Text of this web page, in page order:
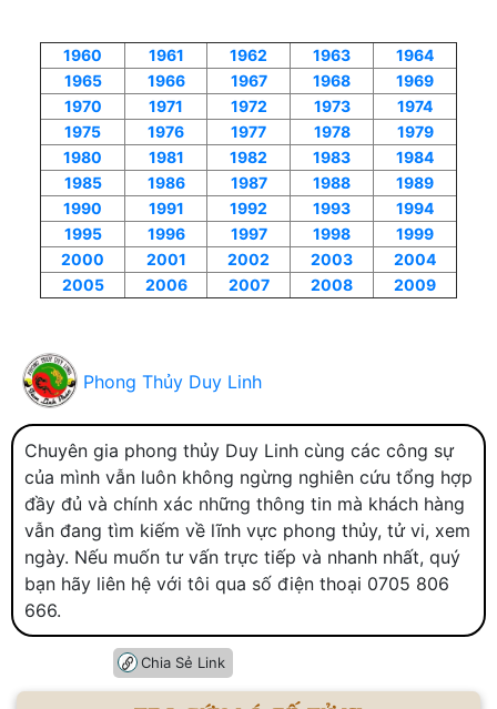
1960 1961 1962 1963
1964
1965
1966 1967 1968
1969
1970
1971 1972 1973
1974
1975
1976 1977 1978
1979
1980
1981 1982 1983
1984
1985
1986 1987 1988
1989
1990
1991 1992 1993
1994
1995
1996 1997 1998
1999
2000
2001 2002 2003
2004
2005
2006 2007 2008 2009
Phong Thủy Duy Linh
Chuyên gia phong thủy Duy Linh cùng các công sự
của mình vẫn luôn không ngừng nghiên cứu tổng hợp
đầy đủ và chính xác những thông tin mà khách hàng
vẫn đang tìm kiếm về lĩnh vực phong thủy, tử vi, xem
ngày. Nếu muốn tư vấn trực tiếp và nhanh nhất, quý
bạn hãy liên hệ với tôi qua số điện thoại 0705 806
666.
Chia Sẻ Link